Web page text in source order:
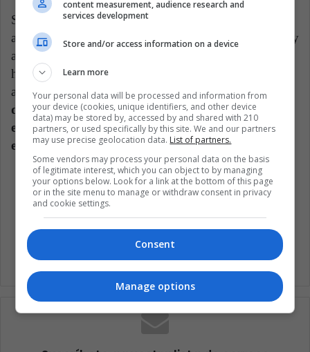
Sumado a esto se encuentra el movimiento
antivacunas, que por supuesto, por más regulaciones y
aprobaciones que hayan, mantiene la desconfianza
hacia las vacunas y seguirá impulsado que no se
acceda a ellas. La pedagogía sobre la importancia
de las vacunas sigue siendo muy necesaria y algo
en lo que deben trabajar los entes reguladores de
este tipo para hacer frente a la pandemia.
Bienestar Coronavirus Covid 19
Estados Unidos (ES) Salud
content measurement, audience research and
services development
Store and/or access information on a device
Learn more
Your personal data will be processed and information from
your device (cookies, unique identifiers, and other device
data) may be stored by, accessed by and shared with 210
partners, or used specifically by this site. We and our partners
may use precise geolocation data. List of partners.
Some vendors may process your personal data on the basis
of legitimate interest, which you can object to by managing
your options below. Look for a link at the bottom of this page
or in the site menu to manage or withdraw consent in privacy
and cookie settings.
Consent
Manage options